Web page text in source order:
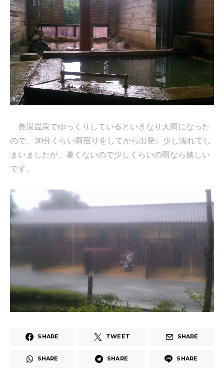
長湯温泉でゆっくりしているといきなり大雨になった
ので、30分くらい雨宿りをしてから出発。少し濡れてし
まいましたが、暑くないので少しくらいの雨なら嬉しい
です。
SHARE TWEET SHARE
SHARE SHARE SHARE